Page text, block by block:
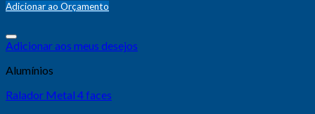
Adicionar ao Orçamento
Adicionar aos meus desejos
Alumínios
Ralador Metal 4 faces